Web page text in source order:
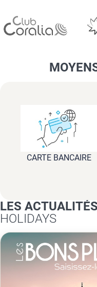
CARTE BANCAIRE
LES
HOLIDAYS